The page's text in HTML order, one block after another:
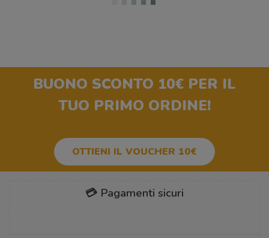
BUONO SCONTO 10€ PER IL
TUO PRIMO ORDINE!
OTTIENI IL VOUCHER 10€
💳 Pagamenti sicuri